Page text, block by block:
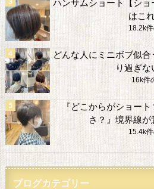
ハンサムショート【シ
はこ
18.2k
どんな人にミニボブ似
り過ぎな
16k件
『どこからがショー
さ？』境界線が
15.4k
ブログカテゴリー